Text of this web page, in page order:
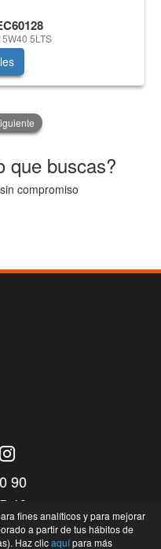
5LTS
que buscas?
compromiso
90
46
- Santa Cruz de Tenerife -
fines analíticos y para mejorar
a partir de tus hábitos de
Haz clicaquípara más